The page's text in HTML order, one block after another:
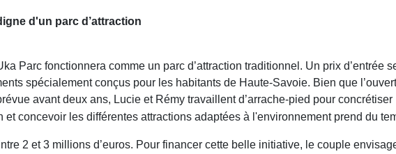
d'un parc d’attraction
Parc fonctionnera comme un parc d’attraction traditionnel. Un prix d’entrée
spécialement conçus pour les habitants de Haute-Savoie. Bien que
avant deux ans, Lucie et Rémy travaillent d’arrache-pied pour concrétiser
et concevoir les différentes attractions adaptées à l'environnement prend du
2 et 3 millions d’euros. Pour financer cette belle initiative, le couple